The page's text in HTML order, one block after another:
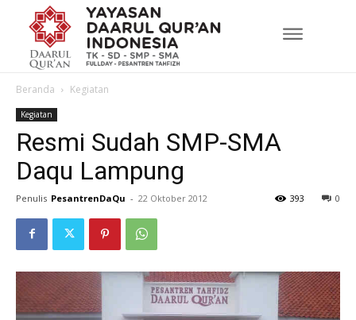
Beranda Kegiatan
Kegiatan
Resmi Sudah SMP-SMA
Daqu Lampung
Penulis PesantrenDaQu - 22 Oktober 2012 0
393